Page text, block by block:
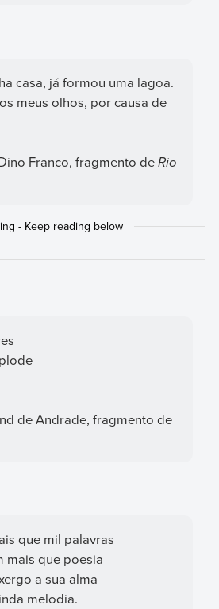
casa, já formou uma lagoa.
meus olhos, por causa de
Franco, fragmento deRio
de Andrade, fragmento de
que mil palavras
mais que poesia
a sua alma
melodia.